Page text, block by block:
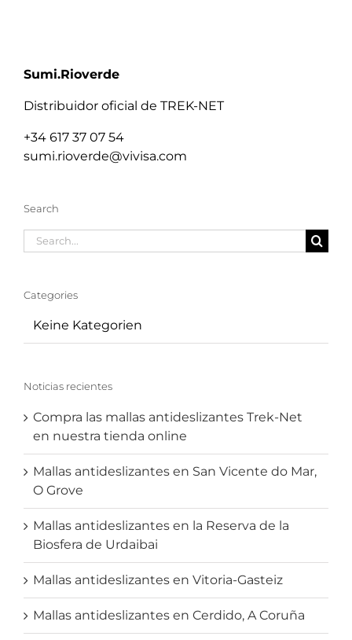
Sumi.Rioverde
Distribuidor oficial de TREK-NET
+34 617 37 07 54
sumi.rioverde@vivisa.com
Search
Search
for:
Categories
Keine Kategorien
Noticias recientes
Compra las mallas antideslizantes Trek-Net
en nuestra tienda online
Mallas antideslizantes en San Vicente do Mar,
O Grove
Mallas antideslizantes en la Reserva de la
Biosfera de Urdaibai
Mallas antideslizantes en Vitoria-Gasteiz
Mallas antideslizantes en Cerdido, A Coruña